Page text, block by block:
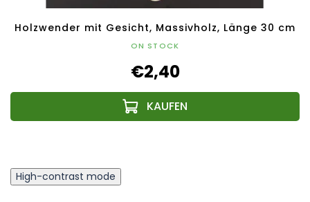
Holzwender mit Gesicht, Massivholz, Länge 30 cm
ON STOCK
€2,40
High-contrast mode